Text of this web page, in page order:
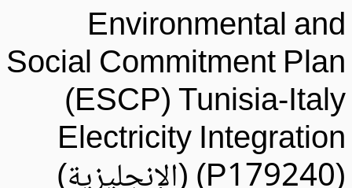
Environmental
Social Commitment
(ESCP) Tunisia-
Electricity